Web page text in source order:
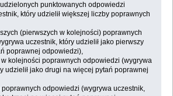
udzielonych punktowanych odpowiedzi
który udzielił większej liczby poprawnych
(pierwszych w kolejności) poprawnych
uczestnik, który udzielił jako pierwszy
poprawnej odpowiedzi),
w kolejności poprawnych odpowiedzi (wygrywa
udzielił jako drugi na więcej pytań poprawnej
poprawnych odpowiedzi (wygrywa uczestnik,